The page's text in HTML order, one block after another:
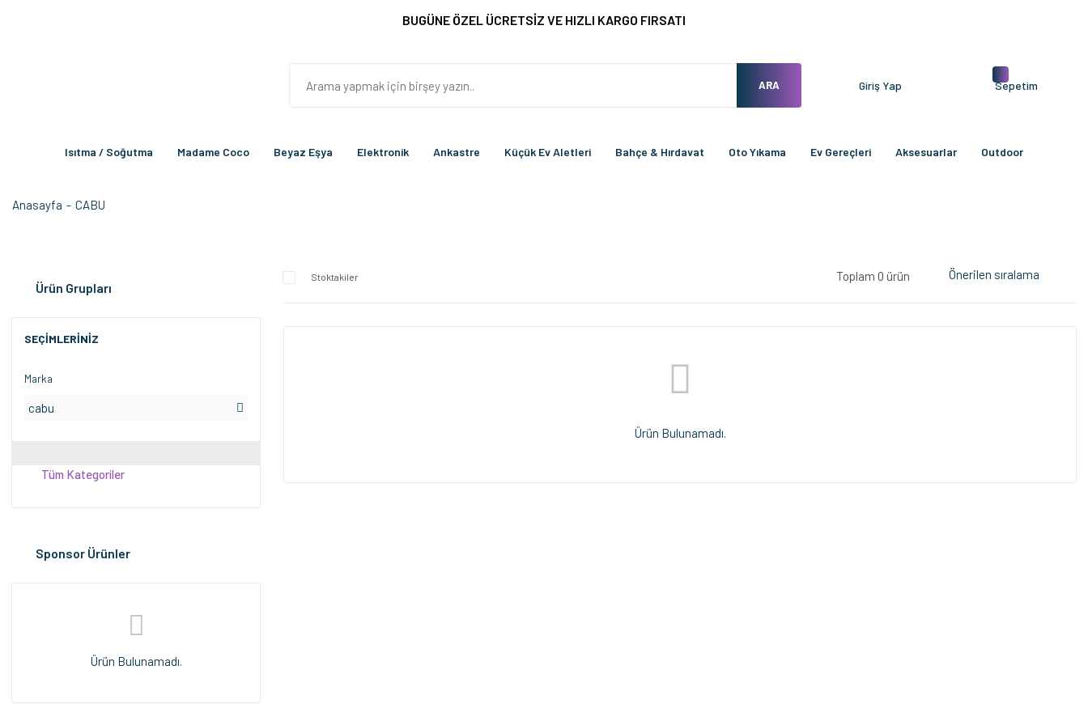
BUGÜNE ÖZEL ÜCRETSİZ VE HIZLI KARGO FIRSATI
ARA Giriş Yap Sepetim
Isıtma / Soğutma Madame Coco Beyaz Eşya Elektronik Ankastre Küçük Ev Aletleri Bahçe & Hırdavat Oto Yıkama Ev Gereçleri Aksesuarlar Outdoor
Anasayfa CABU
Ürün Grupları
SEÇIMLERINIZ
Marka
cabu
Tüm Kategoriler
Sponsor Ürünler
Ürün Bulunamadı.
Stoktakiler Toplam 0 ürün
Ürün Bulunamadı.